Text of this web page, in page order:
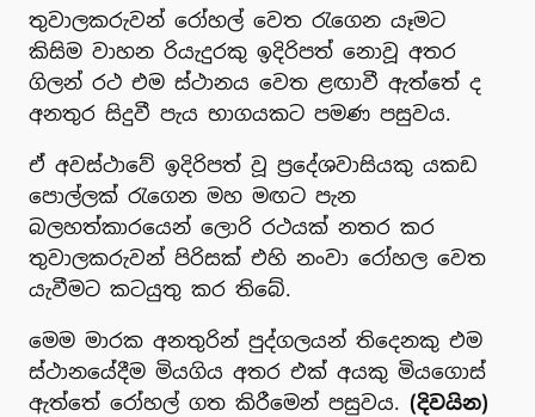
තුවාලකරුවන් රෝහල් වෙත රැගෙන යෑමට
කිසිම වාහන රියැදුරකු ඉදිරිපත් නොවූ අතර
ගිලන් රථ එම ස්ථානය වෙත ළඟාවී ඇත්තේ ද
අනතුර සිදුවී පැය භාගයකට පමණ පසුවය.
ඒ අවස්ථාවේ ඉදිරිපත් වූ ප්‍රදේශවාසියකු යකඩ
පොල්ලක් රැගෙන මහ මඟට පැන
බලහත්කාරයෙන් ලොරි රථයක් නතර කර
තුවාලකරුවන් පිරිසක් එහි නංවා රෝහල වෙත
යැවීමට කටයුතු කර තිබේ.
මෙම මාරක අනතුරින් පුද්ගලයන් තිදෙනකු එම
ස්ථානයේදීම මියගිය අතර එක් අයකු මියගොස්
ඇත්තේ රෝහල් ගත කිරීමෙන් පසුවය. (දිවයින)